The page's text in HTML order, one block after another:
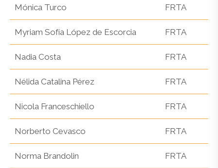
Mónica Turco FRTA
Myriam Sofía López de Escorcia FRTA
Nadia Costa FRTA
Nélida Catalina Pérez FRTA
Nicola Franceschiello FRTA
Norberto Cevasco FRTA
Norma Brandolin FRTA